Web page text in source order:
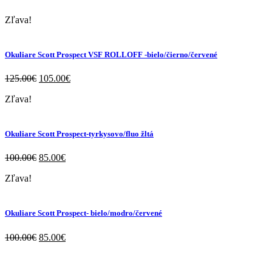
Zľava!
Okuliare Scott Prospect VSF ROLLOFF -bielo/čierno/červené
125.00€ 105.00€
Zľava!
Okuliare Scott Prospect-tyrkysovo/fluo žltá
100.00€ 85.00€
Zľava!
Okuliare Scott Prospect- bielo/modro/červené
100.00€ 85.00€